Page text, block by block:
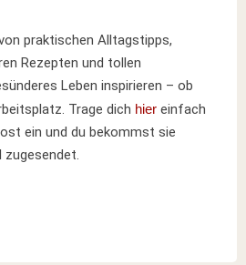
praktischen Alltagstipps,
Rezepten und tollen
Leben inspirieren – ob
Trage dich hier einfach
ein und du bekommst sie
zugesendet.